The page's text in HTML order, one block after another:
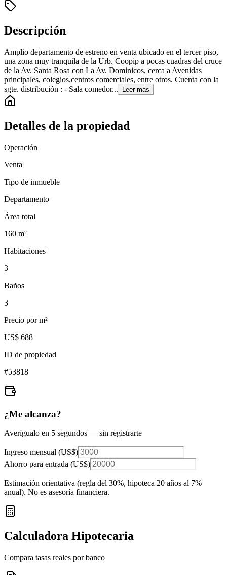
Descripción
Amplio departamento de estreno en venta ubicado en el tercer piso,
una zona muy tranquila de la Urb. Coopip a pocas cuadras del cruce
de la Av. Santa Rosa con La Av. Dominicos, cerca a Avenidas
principales, colegios,centros comerciales, entre otros. Cuenta con la
sgte. distribución : - Sala comedor...
Leer más
Detalles de la propiedad
Operación
Venta
Tipo de inmueble
Departamento
Área total
160 m²
Habitaciones
3
Baños
3
Precio por m²
US$ 688
ID de propiedad
#53818
¿Me alcanza?
Averígualo en 5 segundos — sin registrarte
Ingreso mensual (US$)
Ahorro para entrada (US$)
Estimación orientativa (regla del 30%, hipoteca 20 años al 7%
anual). No es asesoría financiera.
Calculadora Hipotecaria
Compara tasas reales por banco